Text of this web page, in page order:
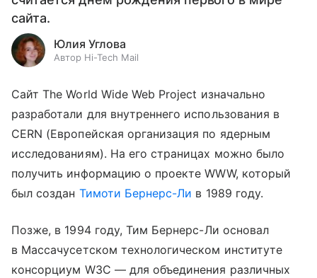
сайта.
Юлия Углова
Автор Hi-Tech Mail
Сайт The World Wide Web Project изначально
разработали для внутреннего использования в
CERN (Европейская организация по ядерным
исследованиям). На его страницах можно было
получить информацию о проекте WWW, который
был создан Тимоти Бернерс-Ли в 1989 году.
Позже, в 1994 году, Тим Бернерс-Ли основал
в Массачусетском технологическом институте
консорциум W3C — для объединения различных